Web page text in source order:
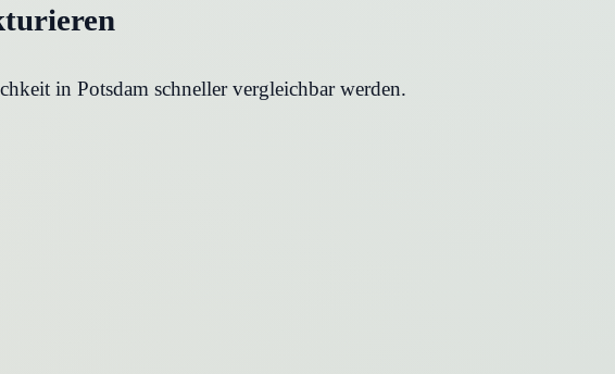
in Potsdam schneller vergleichbar werden.